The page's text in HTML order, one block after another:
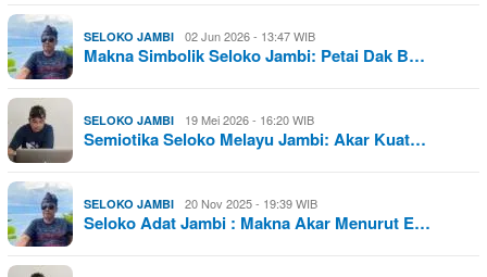
SELOKO JAMBI 02 Jun 2026 - 13:47 WIB
Makna Simbolik Seloko Jambi: Petai Dak B…
SELOKO JAMBI 19 Mei 2026 - 16:20 WIB
Semiotika Seloko Melayu Jambi: Akar Kuat…
SELOKO JAMBI 20 Nov 2025 - 19:39 WIB
Seloko Adat Jambi : Makna Akar Menurut E…